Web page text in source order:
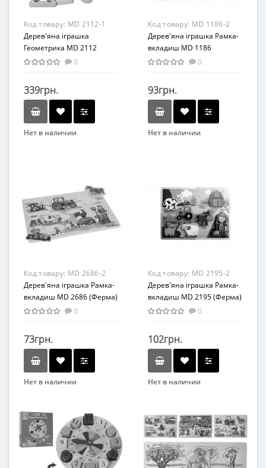
Код товару: MD 2112-1
Дерев'яна іграшка
Геометрика MD 2112
(Лабіринт)
0
339грн.
Нет в наличии
Материал
Дерево
Код товару: MD 1186-2
Дерев'яна іграшка Рамка-
вкладиш MD 1186
(Морські тварини)
0
93грн.
Нет в наличии
Развивающая игрушка
Возраст
от 3 лет
Материал
Код товару: MD 2686-2
Дерев'яна іграшка Рамка-
вкладиш MD 2686 (Ферма)
0
73грн.
Нет в наличии
Вид
Развивающие
Код товару: MD 2195-2
Дерев'яна іграшка Рамка-
вкладиш MD 2195 (Ферма)
0
102грн.
Нет в наличии
Вид
Развивающие
Возраст